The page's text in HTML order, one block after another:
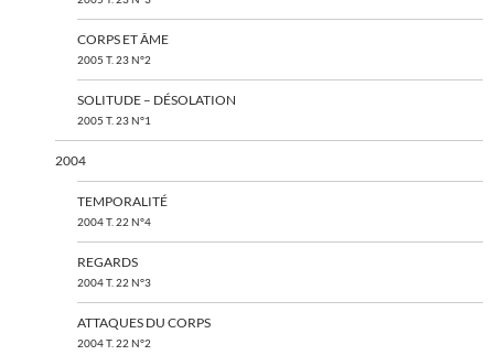
CORPS ET ÂME
2005 T. 23 N°2
SOLITUDE – DÉSOLATION
2005 T. 23 N°1
2004
TEMPORALITÉ
2004 T. 22 N°4
REGARDS
2004 T. 22 N°3
ATTAQUES DU CORPS
2004 T. 22 N°2